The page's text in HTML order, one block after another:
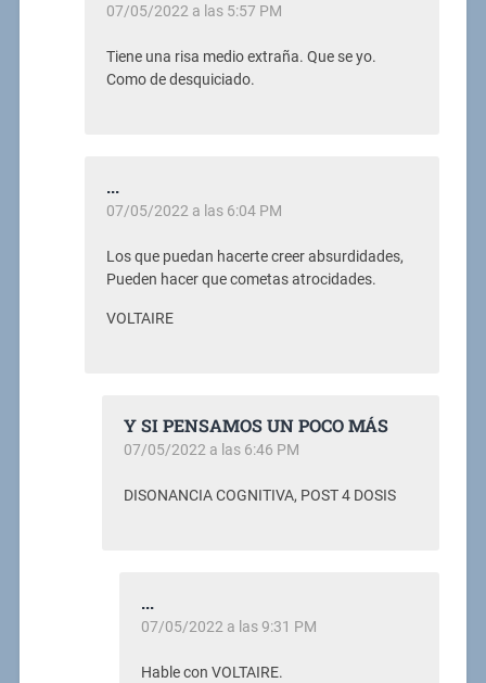
07/05/2022 a las 5:57 PM
Tiene una risa medio extraña. Que se yo.
Como de desquiciado.
...
07/05/2022 a las 6:04 PM
Los que puedan hacerte creer absurdidades,
Pueden hacer que cometas atrocidades.
VOLTAIRE
Y SI PENSAMOS UN POCO MÁS
07/05/2022 a las 6:46 PM
DISONANCIA COGNITIVA, POST 4 DOSIS
...
07/05/2022 a las 9:31 PM
Hable con VOLTAIRE.